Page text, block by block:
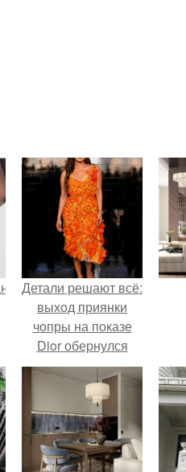
Детали решают всё:
выход приянки
чопры на показе
Dior обернулся
шквалом критики
из-за небрежного
пошива.